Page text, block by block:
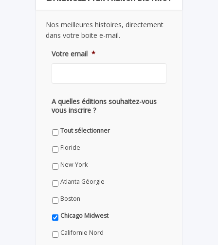
Nos meilleures histoires, directement
dans votre boite e-mail.
Votre email *
A quelles éditions souhaitez-vous
vous inscrire ?
Tout sélectionner
Floride
New York
Atlanta Géorgie
Boston
Chicago Midwest
Californie Nord